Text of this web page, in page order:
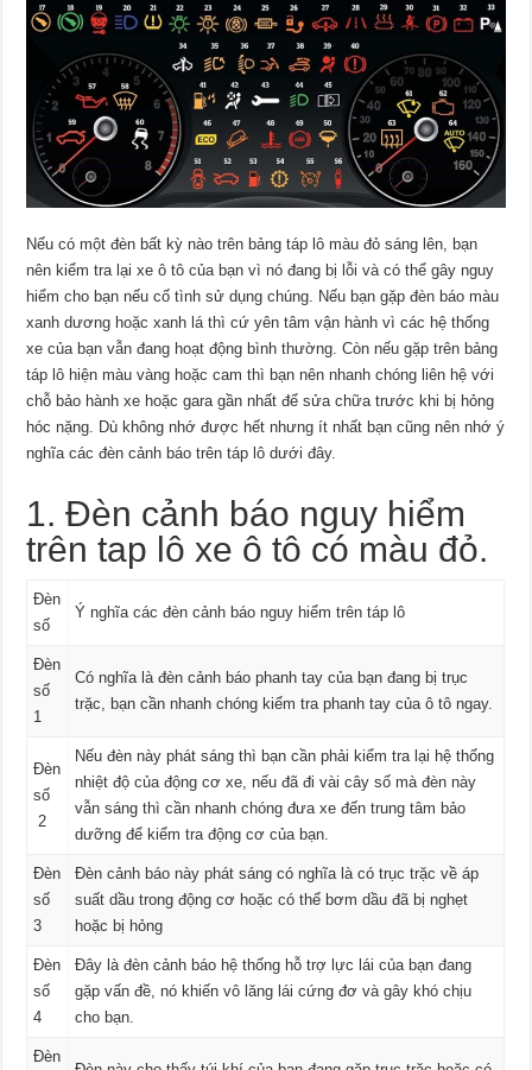
Nếu có một đèn bất kỳ nào trên bảng táp lô màu đỏ sáng lên, bạn
nên kiểm tra lại xe ô tô của bạn vì nó đang bị lỗi và có thể gây nguy
hiểm cho bạn nếu cố tình sử dụng chúng. Nếu bạn gặp đèn báo màu
xanh dương hoặc xanh lá thì cứ yên tâm vận hành vì các hệ thống
xe của bạn vẫn đang hoạt động bình thường. Còn nếu gặp trên bảng
táp lô hiện màu vàng hoặc cam thì bạn nên nhanh chóng liên hệ với
chỗ bảo hành xe hoặc gara gần nhất để sửa chữa trước khi bị hỏng
hóc nặng. Dù không nhớ được hết nhưng ít nhất bạn cũng nên nhớ ý
nghĩa các đèn cảnh báo trên táp lô dưới đây.
1. Đèn cảnh báo nguy hiểm
trên tap lô xe ô tô có màu đỏ.
Đèn
số
Ý nghĩa các đèn cảnh báo nguy hiểm trên táp lô
Đèn
số
1
Có nghĩa là đèn cảnh báo phanh tay của bạn đang bị trục
trặc, bạn cần nhanh chóng kiểm tra phanh tay của ô tô ngay.
Đèn
số
2
Nếu đèn này phát sáng thì bạn cần phải kiểm tra lại hệ thống
nhiệt độ của động cơ xe, nếu đã đi vài cây số mà đèn này
vẫn sáng thì cần nhanh chóng đưa xe đến trung tâm bảo
dưỡng để kiểm tra động cơ của bạn.
Đèn
số
3
Đèn cảnh báo này phát sáng có nghĩa là có trục trặc về áp
suất dầu trong động cơ hoặc có thể bơm dầu đã bị nghẹt
hoặc bị hỏng
Đèn
số
4
Đây là đèn cảnh báo hệ thống hỗ trợ lực lái của bạn đang
gặp vấn đề, nó khiến vô lăng lái cứng đơ và gây khó chịu
cho bạn.
Đèn